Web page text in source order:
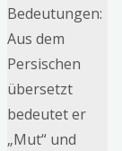
Bedeutungen:
Aus dem
Persischen
übersetzt
bedeutet er
„Mut“ und